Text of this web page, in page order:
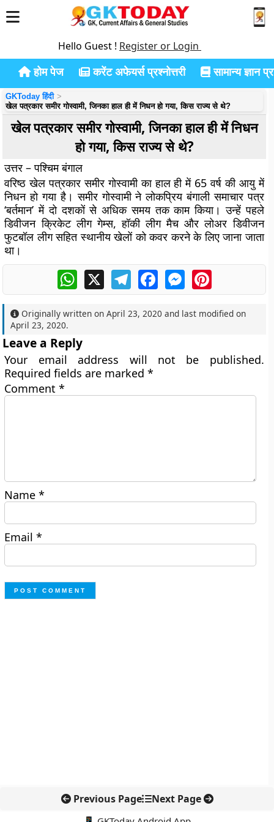
Hello Guest ! Register or Login
होम पेज करेंट अफेयर्स प्रश्नोत्तरी सामान्य ज्ञान
GKToday हिंदी
खेल पत्रकार समीर गोस्वामी, जिनका हाल ही में निधन हो गया, किस राज्य से थे?
खेल पत्रकार समीर गोस्वामी, जिनका हाल ही में निधन
हो गया, किस राज्य से थे?
उत्तर – पश्चिम बंगाल
वरिष्ठ खेल पत्रकार समीर गोस्वामी का हाल ही में 65 वर्ष की आयु में
निधन हो गया है। समीर गोस्वामी ने लोकप्रिय बंगाली समाचार पत्र
‘बर्तमान’ में दो दशकों से अधिक समय तक काम किया। उन्हें पहले
डिवीजन क्रिकेट लीग गेम्स, हॉकी लीग मैच और लोअर डिवीजन
फुटबॉल लीग सहित स्थानीय खेलों को कवर करने के लिए जाना जाता
था।
WhatsApp
X TelegramFacebookMessengerPinterest
Originally written onApril 23, 2020 and last modified on
April 23, 2020.
Leave a Reply
Your email address will not be published.
Required fields are marked*
Comment*
Name*
Email*
Previous Page Next Page